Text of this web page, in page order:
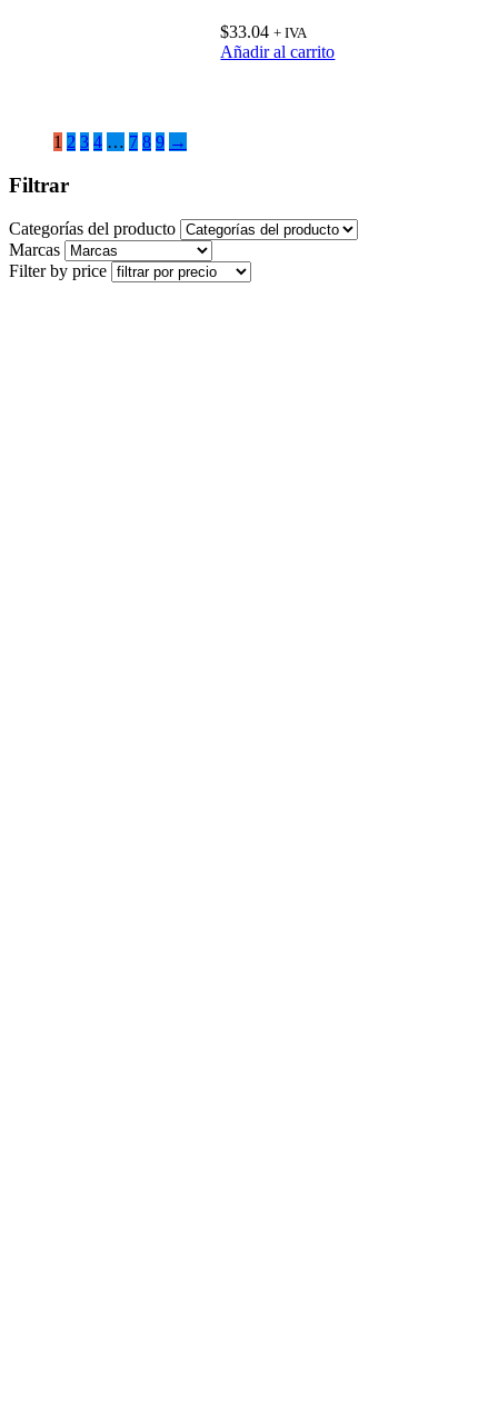
$33.04 + IVA
Añadir al carrito
1 2 3 4 … 7 8 9 →
Filtrar
Categorías del producto
Marcas
Filter by price